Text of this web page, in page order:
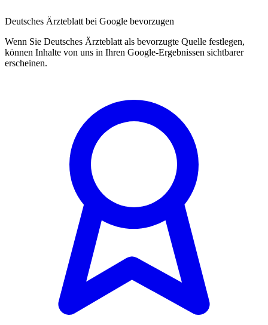
Deutsches Ärzteblatt bei Google bevorzugen
Wenn Sie Deutsches Ärzteblatt als bevorzugte Quelle festlegen,
können Inhalte von uns in Ihren Google-Ergebnissen sichtbarer
erscheinen.